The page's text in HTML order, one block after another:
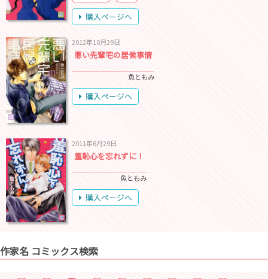
購入ページへ
2012年10月29日
悪い先輩宅の居候事情
魚ともみ
購入ページへ
2011年6月29日
羞恥心を忘れずに！
魚ともみ
購入ページへ
作家名 コミックス検索